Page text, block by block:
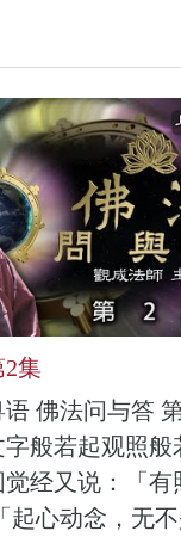
集
佛法问与答
般若起观照般
经又说：「有
起心动念，无